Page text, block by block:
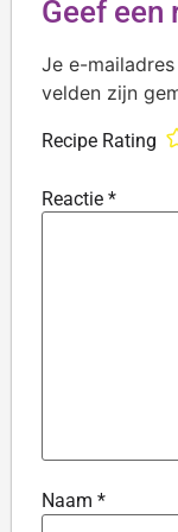
Geef een
Je e-
velden zijn
Recipe Rating
Reactie *
Naam *